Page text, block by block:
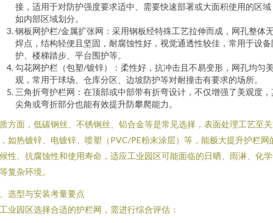
接，适用于对防护强度要求适中、需要快速部署或大面积使用的区域
如内部区域划分。
钢板网护栏/金属扩张网：采用钢板经特殊工艺拉伸而成，网孔整体
焊点，结构轻便且坚固，耐腐蚀性好，视觉通透性较佳，常用于设备
护、楼梯踏步、平台围护等。
勾花网护栏（包塑/镀锌）：柔性好，抗冲击且不易变形，网孔均匀
观，常用于球场、仓库分区、边坡防护等对耐撞击有要求的场所。
三角折弯护栏网：在顶部或中部带有折弯设计，不仅增强了美观度，
尖角或弯折部分也能有效提升防攀爬能力。
方面，低碳钢丝、不锈钢丝、铝合金等是常见选择，表面处理工艺至
如热镀锌、电镀锌、喷塑（PVC/PE粉末涂层）等，能极大提升护栏网
性、抗腐蚀性和使用寿命，适应工业园区可能面临的日晒、雨淋、化
复杂环境。
选型与安装考量要点
业园区选择合适的护栏网，需进行综合评估：